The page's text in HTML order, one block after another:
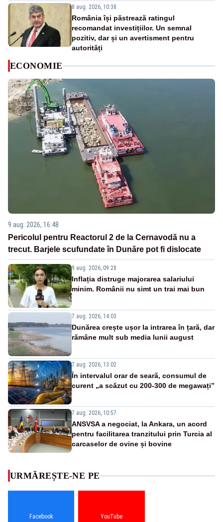
8 aug. 2026, 10:38
România își păstrează ratingul
recomandat investițiilor. Un semnal
pozitiv, dar și un avertisment pentru
autorități
ECONOMIE
9 aug. 2026, 16:48
Pericolul pentru Reactorul 2 de la Cernavodă nu a
trecut. Barjele scufundate în Dunăre pot fi dislocate
9 aug. 2026, 09:28
Inflația distruge majorarea salariului
minim. Românii nu simt un trai mai bun
7 aug. 2026, 14:03
Dunărea crește ușor la intrarea în țară, dar
rămâne mult sub media lunii august
7 aug. 2026, 13:02
În intervalul orar de seară, consumul de
curent „a scăzut cu 200-300 de megawați”
7 aug. 2026, 10:57
ANSVSA a negociat, la Ankara, un acord
pentru facilitarea tranzitului prin Turcia al
carcaselor de ovine și bovine
URMĂREȘTE-NE PE
Facebook YouTube